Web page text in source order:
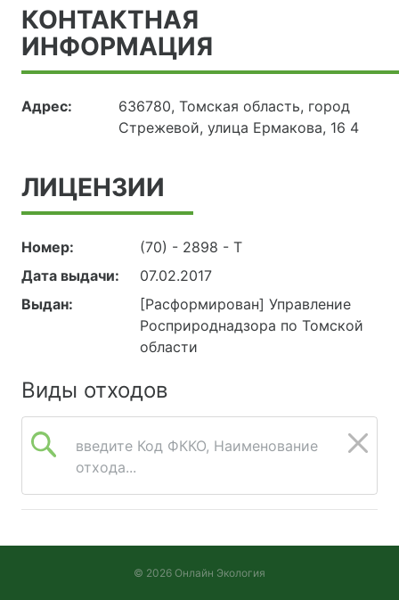
КОНТАКТНАЯ
ИНФОРМАЦИЯ
Адрес:
636780, Томская область, город
Стрежевой, улица Ермакова, 16 4
ЛИЦЕНЗИИ
Номер:
(70) - 2898 - Т
Дата выдачи:
07.02.2017
Выдан:
[Расформирован] Управление
Росприроднадзора по Томской
области
Виды отходов
введите Код ФККО, Наименование
отхода...
© 2026 Онлайн Экология